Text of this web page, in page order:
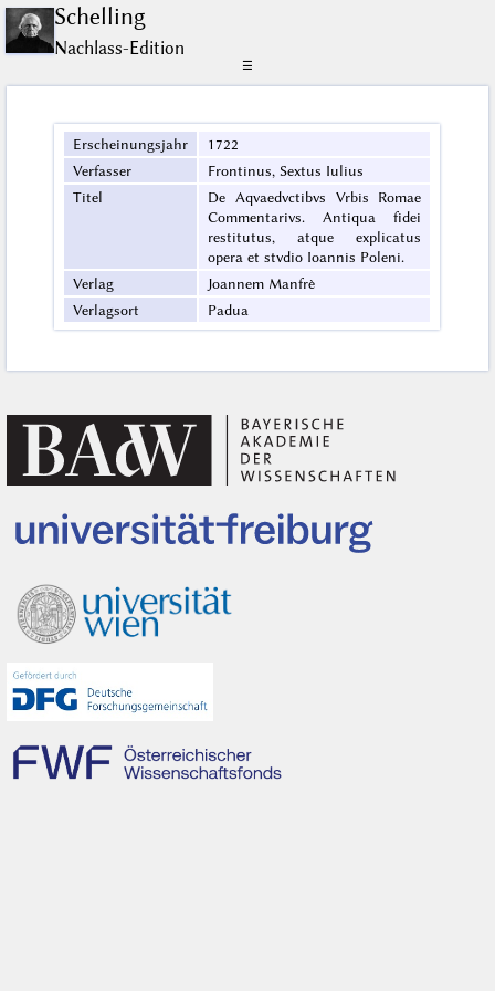
Schelling
Nachlass-Edition
☰
Erscheinungsjahr
1722
Verfasser
Frontinus, Sextus Iulius
Titel
De Aqvaedvctibvs Vrbis Romae
Commentarivs. Antiqua fidei
restitutus, atque explicatus
opera et stvdio Ioannis Poleni.
Verlag
Joannem Manfrè
Verlagsort
Padua